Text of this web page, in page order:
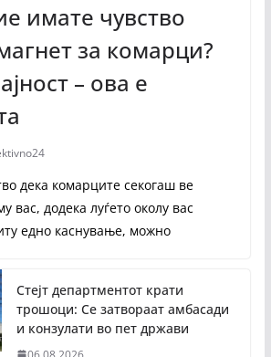
имате чувство
за комарци?
– ова е
дека комарците секогаш ве
вас, додека луѓето околу вас
едно каснување, можно
Стејт департментот крати
трошоци: Се затвораат амбасади
и конзулати во пет држави